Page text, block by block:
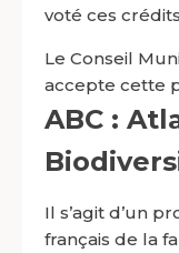
voté ces
Le Conseil
accepte cette
ABC :
Il s’agit d’un
français de la